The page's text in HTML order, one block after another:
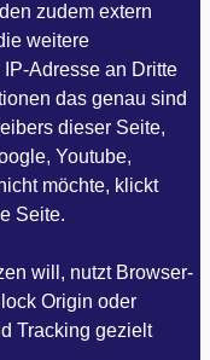
zudem extern
weitere
Adresse an Dritte
das genau sind
dieser Seite,
Youtube,
möchte, klickt
Seite.
will, nutzt Browser-
Origin oder
Tracking gezielt